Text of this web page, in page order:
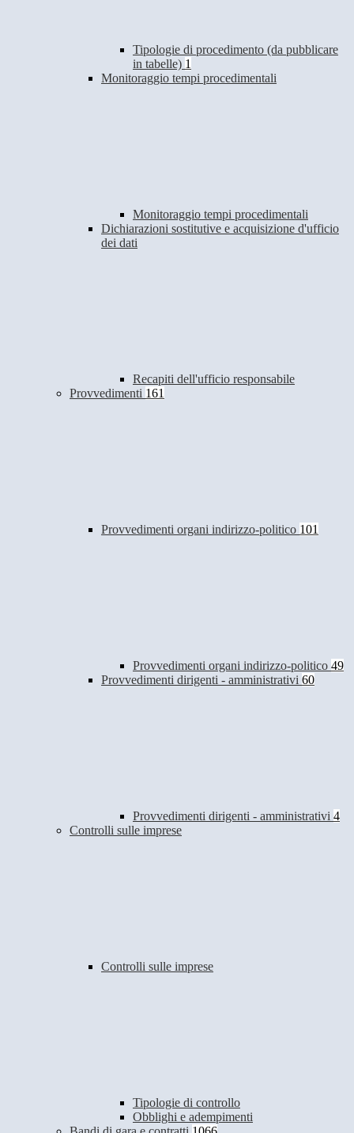
Tipologie di procedimento (da pubblicare
in tabelle) 1
Monitoraggio tempi procedimentali
Monitoraggio tempi procedimentali
Dichiarazioni sostitutive e acquisizione d'ufficio
dei dati
Recapiti dell'ufficio responsabile
Provvedimenti 161
Provvedimenti organi indirizzo-politico 101
Provvedimenti organi indirizzo-politico 49
Provvedimenti dirigenti - amministrativi 60
Provvedimenti dirigenti - amministrativi 4
Controlli sulle imprese
Controlli sulle imprese
Tipologie di controllo
Obblighi e adempimenti